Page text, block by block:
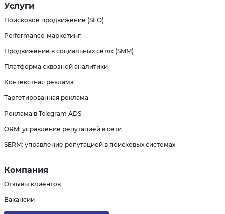
Услуги
Поисковое продвижение (SEO)
Performance-маркетинг
Продвижение в социальных сетях (SMM)
Платформа сквозной аналитики
Контекстная реклама
Таргетированная реклама
Реклама в Telegram ADS
ORM: управление репутацией в сети
SERM: управление репутацией в поисковых системах
Компания
Отзывы клиентов
Вакансии